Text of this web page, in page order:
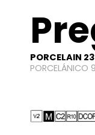
PORCELAIN
PORCELÁNICO